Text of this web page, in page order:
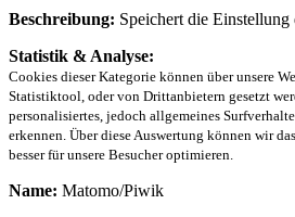
Beschreibung: Speichert die
Statistik & Analyse:
Cookies dieser Kategorie können über unsere
Statistiktool, oder von Drittanbietern gesetzt
personalisiertes, jedoch allgemeines
erkennen. Über diese Auswertung können wir
besser für unsere Besucher optimieren.
Name: Matomo/Piwik